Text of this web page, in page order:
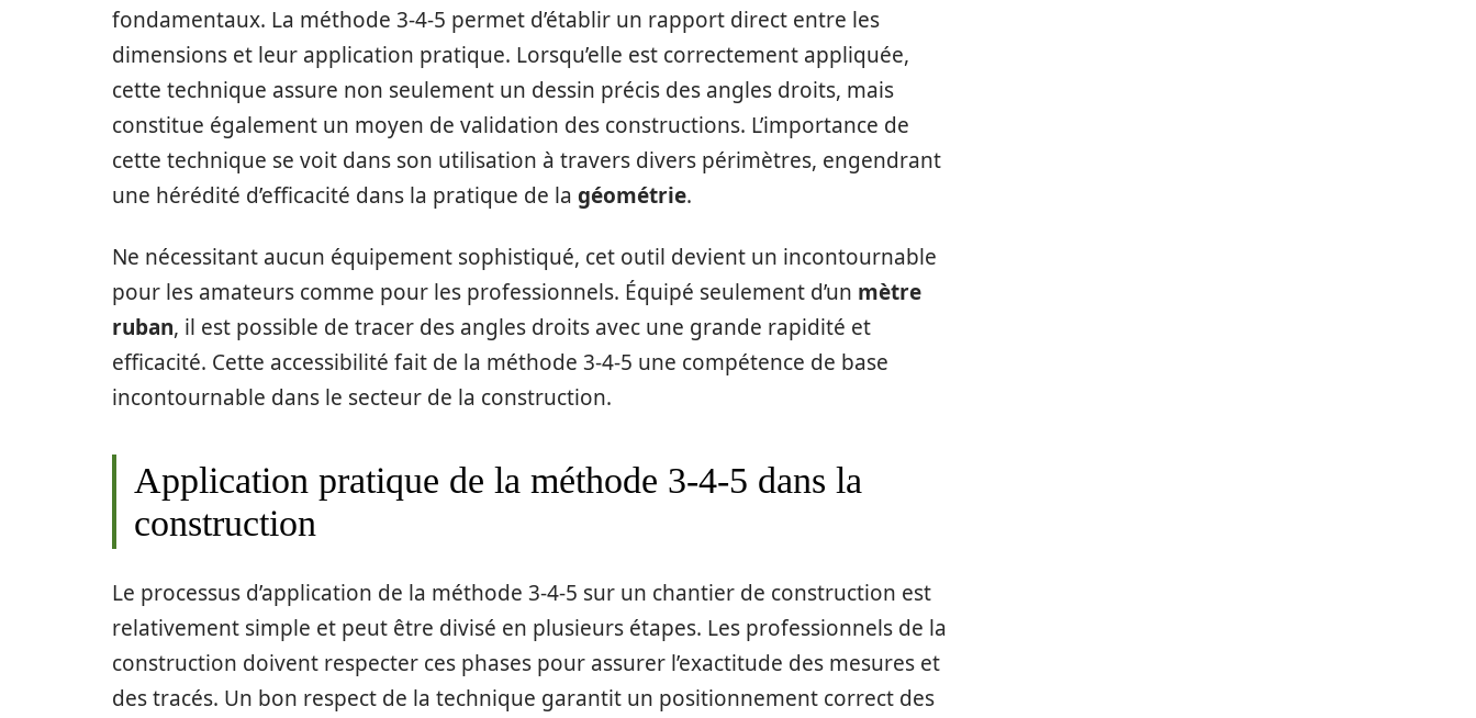
fondamentaux. La méthode 3-4-5 permet d’établir un rapport direct entre les
dimensions et leur application pratique. Lorsqu’elle est correctement appliquée,
cette technique assure non seulement un dessin précis des angles droits, mais
constitue également un moyen de validation des constructions. L’importance de
cette technique se voit dans son utilisation à travers divers périmètres, engendrant
une hérédité d’efficacité dans la pratique de la géométrie.
Ne nécessitant aucun équipement sophistiqué, cet outil devient un incontournable
pour les amateurs comme pour les professionnels. Équipé seulement d’un mètre
ruban, il est possible de tracer des angles droits avec une grande rapidité et
efficacité. Cette accessibilité fait de la méthode 3-4-5 une compétence de base
incontournable dans le secteur de la construction.
Application pratique de la méthode 3-4-5 dans la
construction
Le processus d’application de la méthode 3-4-5 sur un chantier de construction est
relativement simple et peut être divisé en plusieurs étapes. Les professionnels de la
construction doivent respecter ces phases pour assurer l’exactitude des mesures et
des tracés. Un bon respect de la technique garantit un positionnement correct des